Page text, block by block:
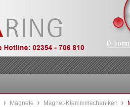
Magnete Magnet-Klemmmechaniken